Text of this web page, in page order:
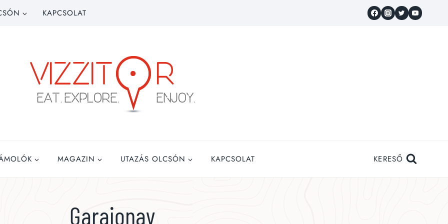
KAPCSOLAT
MAGAZIN UTAZÁS OLCSÓN KAPCSOLAT KERESŐ
Garajonay